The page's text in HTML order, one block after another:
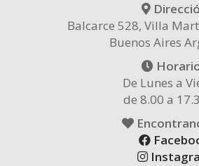
Balcarce 528, Villa
Buenos Aires
De Lunes a
de 8.00 a